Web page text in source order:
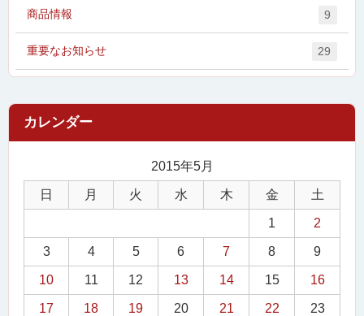
商品情報 9
重要なお知らせ 29
2015年5月
日 月 火 水 木 金 土
1 2
3 4 5 6 7 8 9
10 11 12 13 14 15 16
17 18 19 20 21 22 23